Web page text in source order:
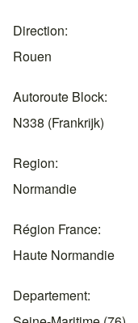
Direction
Rouen
Autoroute Block
N338 (Frankrijk)
Region
Normandie
Région France
Haute Normandie
Departement